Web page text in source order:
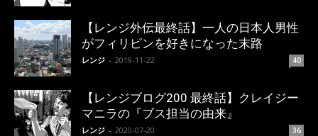
【レンジ外伝最終話】一人の日本人男性
がフィリピンを好きになった末路
レンジ - 2019-11-22 40
【レンジブログ200 最終話】クレイジー
マニラの『ブス担当の由来』
レンジ - 2020-07-20 36